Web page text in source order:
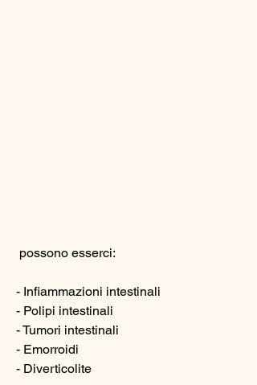
possono esserci:
- Infiammazioni intestinali
- Polipi intestinali
- Tumori intestinali
- Emorroidi
- Diverticolite